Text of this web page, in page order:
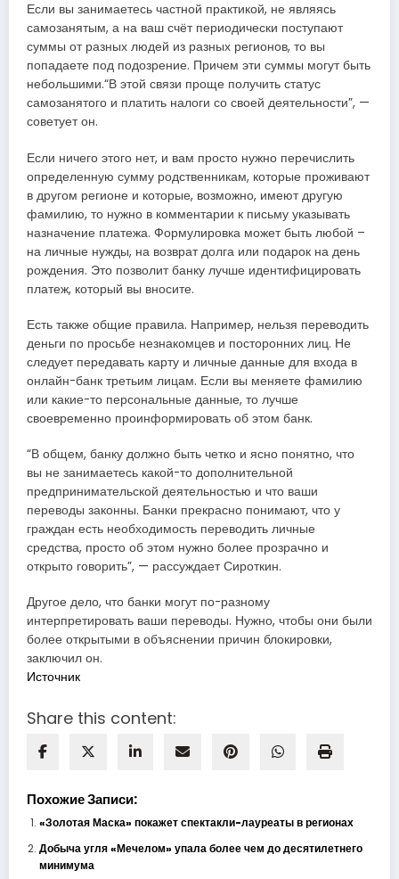
Если вы занимаетесь частной практикой, не являясь
самозанятым, а на ваш счёт периодически поступают
суммы от разных людей из разных регионов, то вы
попадаете под подозрение. Причем эти суммы могут быть
небольшими.“В этой связи проще получить статус
самозанятого и платить налоги со своей деятельности”, —
советует он.
Если ничего этого нет, и вам просто нужно перечислить
определенную сумму родственникам, которые проживают
в другом регионе и которые, возможно, имеют другую
фамилию, то нужно в комментарии к письму указывать
назначение платежа. Формулировка может быть любой –
на личные нужды, на возврат долга или подарок на день
рождения. Это позволит банку лучше идентифицировать
платеж, который вы вносите.
Есть также общие правила. Например, нельзя переводить
деньги по просьбе незнакомцев и посторонних лиц. Не
следует передавать карту и личные данные для входа в
онлайн-банк третьим лицам. Если вы меняете фамилию
или какие-то персональные данные, то лучше
своевременно проинформировать об этом банк.
“В общем, банку должно быть четко и ясно понятно, что
вы не занимаетесь какой-то дополнительной
предпринимательской деятельностью и что ваши
переводы законны. Банки прекрасно понимают, что у
граждан есть необходимость переводить личные
средства, просто об этом нужно более прозрачно и
открыто говорить”, — рассуждает Сироткин.
Другое дело, что банки могут по-разному
интерпретировать ваши переводы. Нужно, чтобы они были
более открытыми в объяснении причин блокировки,
заключил он.
Источник
Share this content:
Похожие Записи:
«Золотая Маска» покажет спектакли-лауреаты в регионах
Добыча угля «Мечелом» упала более чем до десятилетнего
минимума